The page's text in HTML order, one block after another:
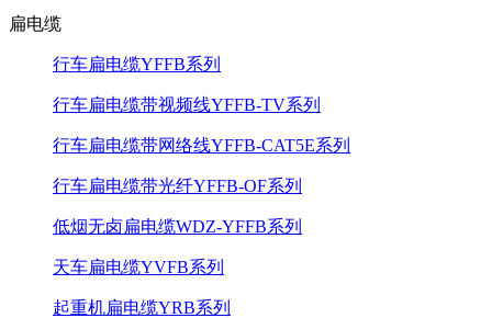
扁电缆
行车扁电缆YFFB系列
行车扁电缆带视频线YFFB-TV系列
行车扁电缆带网络线YFFB-CAT5E系列
行车扁电缆带光纤YFFB-OF系列
低烟无卤扁电缆WDZ-YFFB系列
天车扁电缆YVFB系列
起重机扁电缆YRB系列